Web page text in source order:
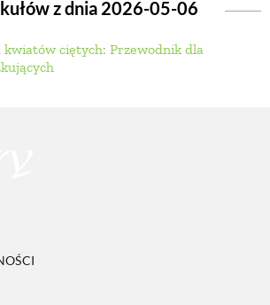
z dnia 2026-05-06
kwiatów ciętych: Przewodnik dla
BUDUJEMY DOM